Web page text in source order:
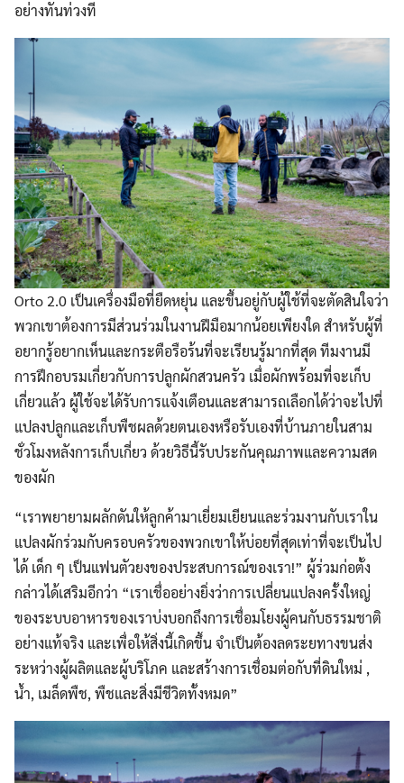
for: Search
อย่างทันท่วงที
Orto 2.0 เป็นเครื่องมือที่ยืดหยุ่น และขึ้นอยู่กับผู้ใช้ที่จะตัดสินใจว่า
พวกเขาต้องการมีส่วนร่วมในงานฝีมือมากน้อยเพียงใด สำหรับผู้ที่
อยากรู้อยากเห็นและกระตือรือร้นที่จะเรียนรู้มากที่สุด ทีมงานมี
การฝึกอบรมเกี่ยวกับการปลูกผักสวนครัว เมื่อผักพร้อมที่จะเก็บ
เกี่ยวแล้ว ผู้ใช้จะได้รับการแจ้งเตือนและสามารถเลือกได้ว่าจะไปที่
แปลงปลูกและเก็บพืชผลด้วยตนเองหรือรับเองที่บ้านภายในสาม
ชั่วโมงหลังการเก็บเกี่ยว ด้วยวิธีนี้รับประกันคุณภาพและความสด
ของผัก
“เราพยายามผลักดันให้ลูกค้ามาเยี่ยมเยียนและร่วมงานกับเราใน
แปลงผักร่วมกับครอบครัวของพวกเขาให้บ่อยที่สุดเท่าที่จะเป็นไป
ได้ เด็ก ๆ เป็นแฟนตัวยงของประสบการณ์ของเรา!” ผู้ร่วมก่อตั้ง
กล่าวได้เสริมอีกว่า “เราเชื่ออย่างยิ่งว่าการเปลี่ยนแปลงครั้งใหญ่
ของระบบอาหารของเราบ่งบอกถึงการเชื่อมโยงผู้คนกับธรรมชาติ
อย่างแท้จริง และเพื่อให้สิ่งนี้เกิดขึ้น จำเป็นต้องลดระยทางขนส่ง
ระหว่างผู้ผลิตและผู้บริโภค และสร้างการเชื่อมต่อกับที่ดินใหม่ ,
น้ำ, เมล็ดพืช, พืชและสิ่งมีชีวิตทั้งหมด”